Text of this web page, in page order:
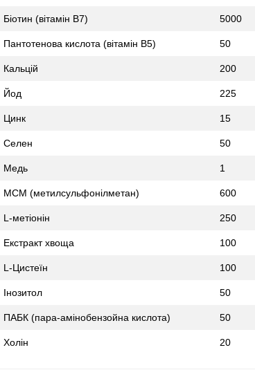
Біотин (вітамін В7) 5000
Пантотенова кислота (вітамін В5) 50
Кальцій 200
Йод 225
Цинк 15
Селен 50
Медь 1
МСМ (метилсульфонілметан) 600
L-метіонін 250
Екстракт хвоща 100
L-Цистеїн 100
Інозитол 50
ПАБК (пара-амінобензойна кислота) 50
Холін 20